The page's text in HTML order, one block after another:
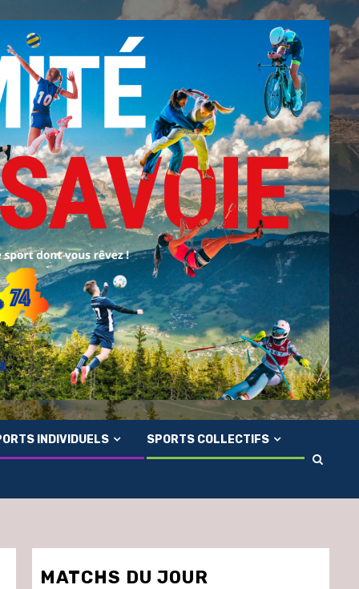
INDIVIDUELS SPORTS COLLECTIFS
MATCHS DU JOUR